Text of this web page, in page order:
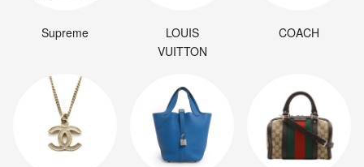
Supreme
LOUIS
VUITTON
COACH